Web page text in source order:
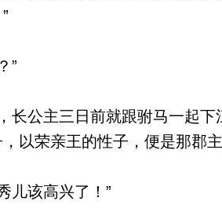
”
公主三日前就跟驸马一起下
以荣亲王的性子，便是那郡
儿该高兴了！”